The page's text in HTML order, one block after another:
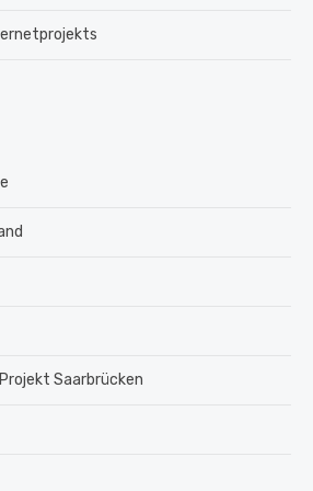
Saarbrücken